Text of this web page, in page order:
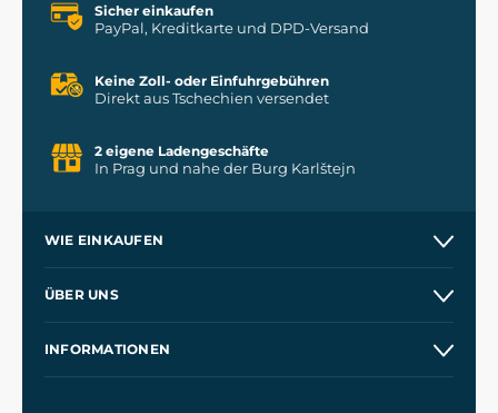
Sicher einkaufen
PayPal, Kreditkarte und DPD-Versand
Keine Zoll- oder Einfuhrgebühren
Direkt aus Tschechien versendet
2 eigene Ladengeschäfte
In Prag und nahe der Burg Karlštejn
WIE EINKAUFEN
Kontakt
ÜBER UNS
INFORMATIONEN